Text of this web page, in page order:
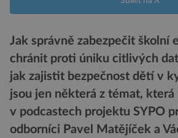
Jak správně zabezpečit školní
chránit proti úniku citlivých
jak zajistit bezpečnost dětí v
jsou jen některá z témat, která
v podcastech projektu SYPO
odborníci Pavel Matějíček a